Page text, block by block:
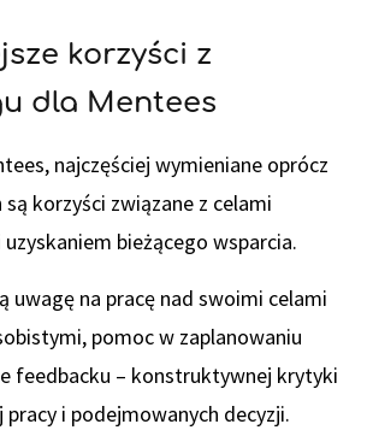
korzyści z
dla Mentees
najczęściej wymieniane oprócz
korzyści związane z celami
bieżącego wsparcia.
uwagę na pracę nad swoimi celami
pomoc w zaplanowaniu
feedbacku – konstruktywnej krytyki
pracy i podejmowanych decyzji.